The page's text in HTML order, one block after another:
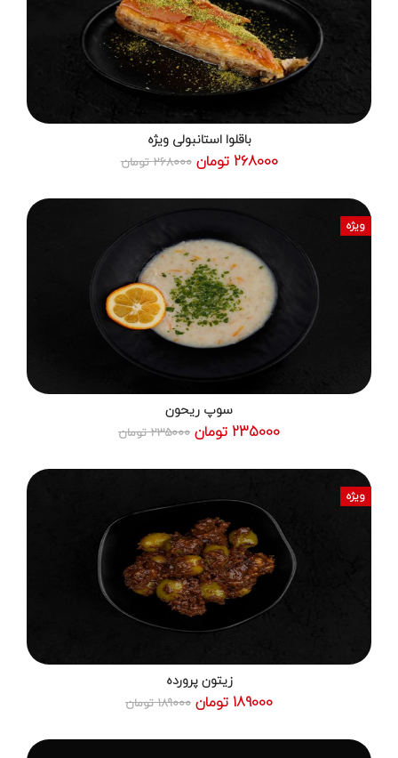
باقلوا استانبولی ویژه
268000 تومان 268000 تومان
ویژه
سوپ ریحون
235000 تومان 235000 تومان
ویژه
زیتون پرورده
189000 تومان 189000 تومان